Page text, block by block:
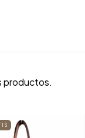
productos.